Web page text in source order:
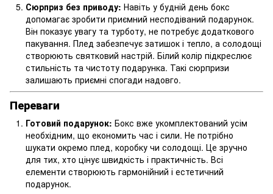
Сюрприз без приводу: Навіть у будній день бокс
допомагає зробити приємний несподіваний подарунок.
Він показує увагу та турботу, не потребує додаткового
пакування. Плед забезпечує затишок і тепло, а солодощі
створюють святковий настрій. Білий колір підкреслює
стильність та чистоту подарунка. Такі сюрпризи
залишають приємні спогади надовго.
Переваги
Готовий подарунок: Бокс вже укомплектований усім
необхідним, що економить час і сили. Не потрібно
шукати окремо плед, коробку чи солодощі. Це зручно
для тих, хто цінує швидкість і практичність. Всі
елементи створюють гармонійний і естетичний
подарунок.